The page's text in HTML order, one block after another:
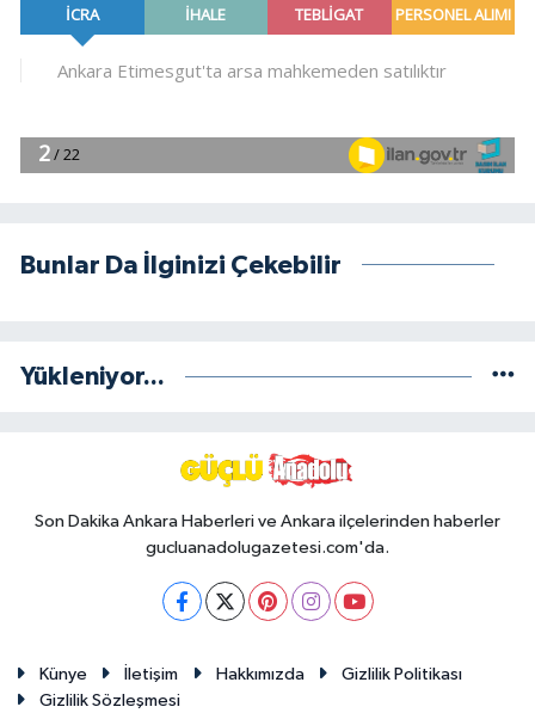
Bunlar Da İlginizi Çekebilir
Yükleniyor...
Son Dakika Ankara Haberleri ve Ankara ilçelerinden haberler
gucluanadolugazetesi.com'da.
Künye İletişim Hakkımızda
Gizlilik Politikası
Gizlilik Sözleşmesi